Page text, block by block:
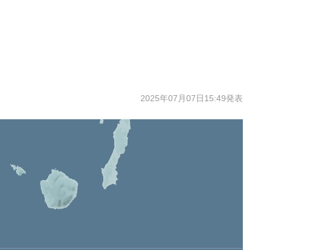
2025年07月07日15:49発表